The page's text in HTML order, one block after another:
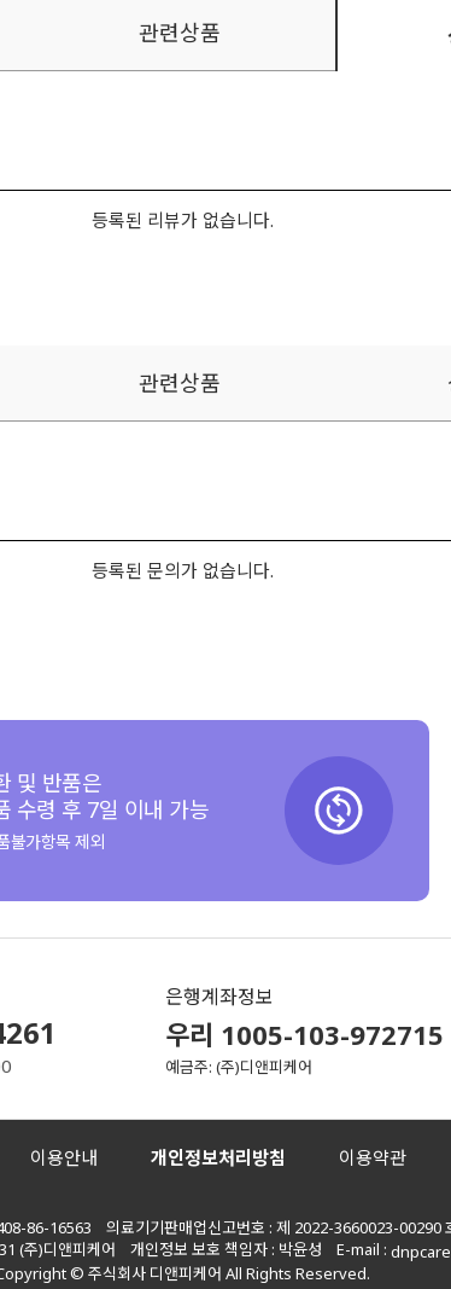
관련상품
등록된 리뷰가 없습니다.
관련상품
등록된 문의가 없습니다.
및 반품은
수령 후 7일 이내 가능
불가항목 제외
은행계좌정보
우리 1005-103-972715
예금주: (주)디앤피케어
이용안내 개인정보처리방침 이용약관
86-16563 의료기기판매업신고번호 : 제 2022-3660023-
(주)디앤피케어 개인정보 보호 책임자 : 박윤성 E-mail :
© 주식회사 디앤피케어 All Rights Reserved.